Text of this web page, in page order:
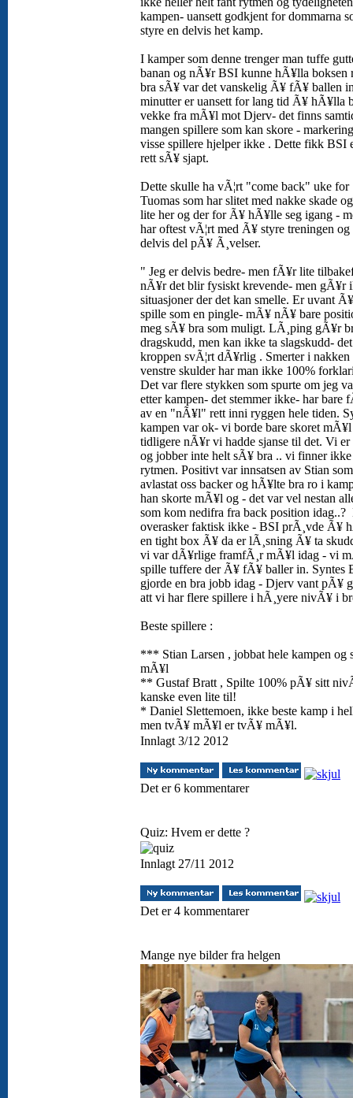
kampen- uansett godkjent for dommarna
styre en delvis het kamp.
I kamper som denne trenger man tuffe
banan og nÃ¥r BSI kunne hÃ¥lla boksen
bra sÃ¥ var det vanskelig Ã¥ fÃ¥ ballen
minutter er uansett for lang tid Ã¥ hÃ¥lla
vekke fra mÃ¥l mot Djerv- det finns
mangen spillere som kan skore -
visse spillere hjelper ikke . Dette fikk BSI
rett sÃ¥ sjapt.
Dette skulle ha vÃ¦rt "come back" uke for
Tuomas som har slitet med nakke skade
lite her og der for Ã¥ hÃ¥lle seg igang -
har oftest vÃ¦rt med Ã¥ styre treningen og
delvis del pÃ¥ Ã¸velser.
" Jeg er delvis bedre- men fÃ¥r lite
nÃ¥r det blir fysiskt krevende- men gÃ¥r
situasjoner der det kan smelle. Er uvant Ã¥
spille som en pingle- mÃ¥ nÃ¥ bare
meg sÃ¥ bra som muligt. LÃ¸ping gÃ¥r
dragskudd, men kan ikke ta slagskudd-
kroppen svÃ¦rt dÃ¥rlig . Smerter i nakken
venstre skulder har man ikke 100%
Det var flere stykken som spurte om jeg
etter kampen- det stemmer ikke- har bare
av en "nÃ¥l" rett inni ryggen hele tiden.
kampen var ok- vi borde bare skoret
tidligere nÃ¥r vi hadde sjanse til det. Vi er
og jobber inte helt sÃ¥ bra .. vi finner
rytmen. Positivt var innsatsen av Stian som
avlastat oss backer og hÃ¥lte bra ro i
han skorte mÃ¥l og - det var vel nestan
som kom nedifra fra back position idag..?
overasker faktisk ikke - BSI prÃ¸vde Ã¥
en tight box Ã¥ da er lÃ¸sning Ã¥ ta
vi var dÃ¥rlige framfÃ¸r mÃ¥l idag - vi
spille tuffere der Ã¥ fÃ¥ baller in. Syntes
gjorde en bra jobb idag - Djerv vant pÃ¥
att vi har flere spillere i hÃ¸yere nivÃ¥ i
Beste spillere :
*** Stian Larsen , jobbat hele kampen og
mÃ¥l
** Gustaf Bratt , Spilte 100% pÃ¥ sitt
kanske even lite til!
* Daniel Slettemoen, ikke beste kamp i
men tvÃ¥ mÃ¥l er tvÃ¥ mÃ¥l.
Innlagt 3/12 2012
Det er 6 kommentarer
Quiz: Hvem er dette ?
Innlagt 27/11 2012
Det er 4 kommentarer
Mange nye bilder fra helgen